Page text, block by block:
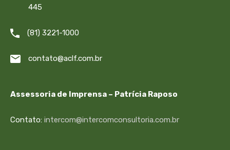
445
(81) 3221-1000
contato@aclf.com.br
Assessoria de Imprensa – Patrícia Raposo
Contato: intercom@intercomconsultoria.com.br